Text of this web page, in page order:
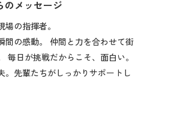
のメッセージ
の指揮者。
間の感動。 仲間と力を合わせて街
毎日が挑戦だからこそ、面白い。
。先輩たちがしっかりサポートし